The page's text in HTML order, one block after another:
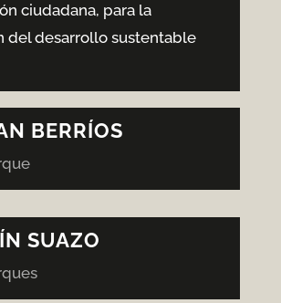
ciudadana, para la
del desarrollo sustentable
BERRÍOS
SUAZO